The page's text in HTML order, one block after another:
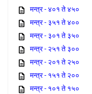
मन्त्र - ४०१ ते ४५०
मन्त्र - ३५१ ते ४००
मन्त्र - ३०१ ते ३५०
मन्त्र - २५१ ते ३००
मन्त्र - २०१ ते २५०
मन्त्र - १५१ ते २००
मन्त्र - १०१ ते १५०